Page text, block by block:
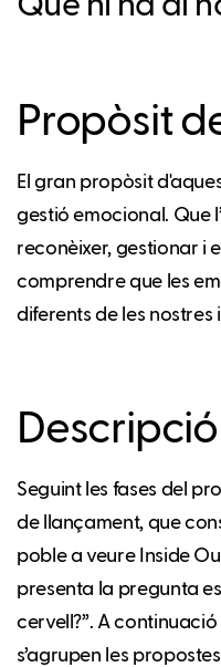
Propòsit
El gran propòsit
gestió emocional. Que
reconèixer, gestionar i
comprendre que les
diferents de les nostres
Seguint les fases del
de llançament, que
poble a veure Inside
presenta la pregunta
cervell?”. A continuació
s’agrupen les